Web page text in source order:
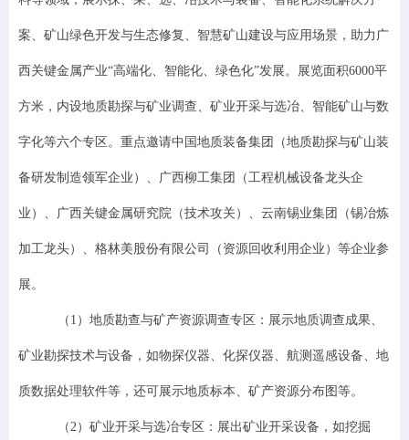
案、矿山绿色开发与生态修复、智慧矿山建设与应用场景 ， 助力广
西关键金属产业“高端化、智能化、绿色化”发展。 展览面积6000平
方米， 内设地质勘探与矿业调查 、矿业开采与选冶、智能矿山与数
字化等六个专区 。重点邀请中国地质装备集团（地质勘探与矿山装
备研发制造领军企业）、广西柳工集团（工程机械设备龙头企
业）、广西关键金属研究院（技术攻关）、 云南锡业集团（锡冶炼
加工龙头）、格林美股份有限公司（资源回收利用企业）等企业参
展。
（ 1 ） 地质勘查与矿产资源调查专区：展示地质调查成果、
矿业勘探技术与设备，如物探仪器、化探仪器、航测遥感设备、地
质数据处理软件等，还可展示地质标本、矿产资源分布图等。
（ 2 ） 矿业开采与选冶专 区：展出矿业开采设备，如挖掘